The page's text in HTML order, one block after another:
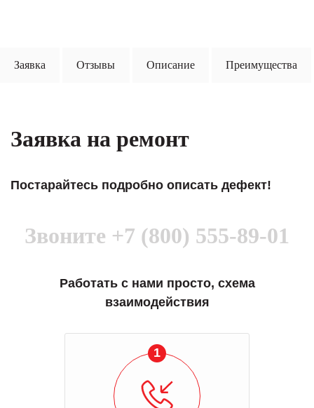
Заявка Отзывы Описание Преимущества
Заявка на ремонт
Постарайтесь подробно описать дефект!
Звоните +7 (800) 555-89-01
Работать с нами просто, схема
взаимодействия
1